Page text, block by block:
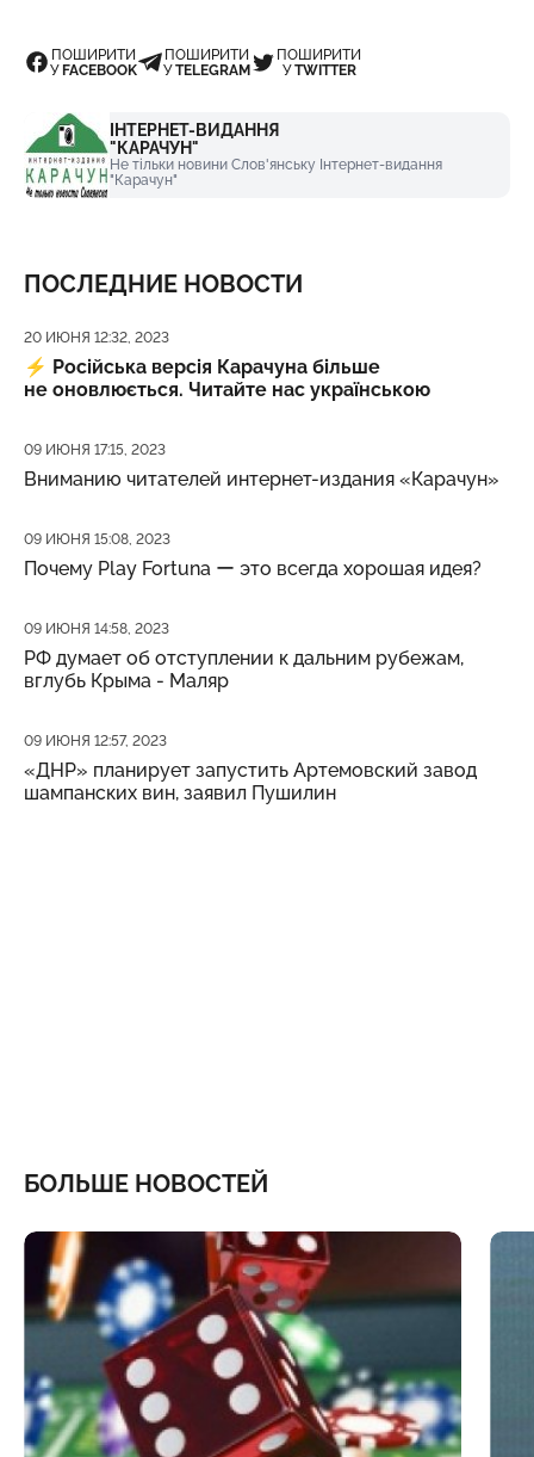
ПОШИРИТИ
УFACEBOOK
ПОШИРИТИ
УTELEGRAM
ПОШИРИТИ
УTWITTER
ІНТЕРНЕТ-ВИДАННЯ
"КАРАЧУН"
Не тільки новини Слов'янську Інтернет-видання
"Карачун"
ПОСЛЕДНИЕ НОВОСТИ
Дата публикации
20 ИЮНЯ 12:32, 2023
⚡️ Російська версія Карачуна більше
не оновлюється. Читайте нас українською
Дата публикации
09 ИЮНЯ 17:15, 2023
Вниманию читателей интернет-издания «Карачун»
Дата публикации
09 ИЮНЯ 15:08, 2023
Почему Play Fortuna ー это всегда хорошая идея?
Дата публикации
09 ИЮНЯ 14:58, 2023
РФ думает об отступлении к дальним рубежам,
вглубь Крыма - Маляр
Дата публикации
09 ИЮНЯ 12:57, 2023
«ДНР» планирует запустить Артемовский завод
шампанских вин, заявил Пушилин
БОЛЬШЕ НОВОСТЕЙ